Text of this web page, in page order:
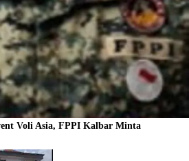
Voli Asia, FPPI Kalbar Minta